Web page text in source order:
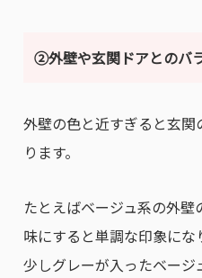
②外壁や玄関ドアとのバ
外壁の色と近すぎると玄
ります。
たとえばベージュ系の外
味にすると単調な印象にな
少しグレーが入ったベー